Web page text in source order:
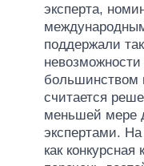
эксперта,
поддержали
большинством
считается
меньшей мере
экспертами. На
как